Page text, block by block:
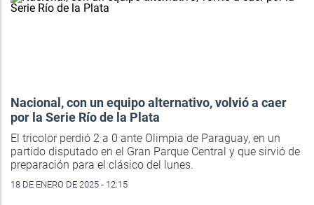
Nacional, con un equipo alternativo, volvió a caer
por la Serie Río de la Plata
El tricolor perdió 2 a 0 ante Olimpia de Paraguay, en un
partido disputado en el Gran Parque Central y que sirvió de
preparación para el clásico del lunes.
18 DE ENERO DE 2025 - 12:15